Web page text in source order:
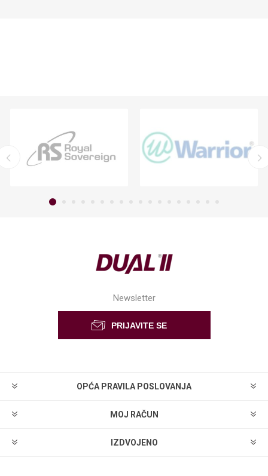
Newsletter
OPĆA PRAVILA POSLOVANJA
MOJ RAČUN
IZDVOJENO